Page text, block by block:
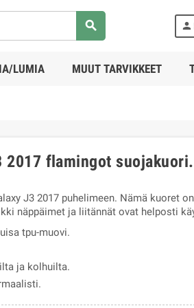
search person
LUMIA MUUT TARVIKKEET
2017 flamingot suojakuori.
J3 2017 puhelimeen. Nämä kuoret
näppäimet ja liitännät ovat helposti
tpu-muovi.
ja kolhuilta.